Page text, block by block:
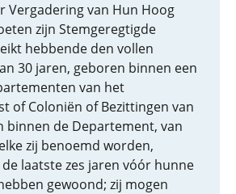
Vergadering van Hun Hoog
zijn Stemgeregtigde
hebbende den vollen
30 jaren, geboren binnen een
van het
of Coloniën of Bezittingen van
binnen de Departement, van
zij benoemd worden,
laatste zes jaren vóór hunne
gewoond; zij mogen